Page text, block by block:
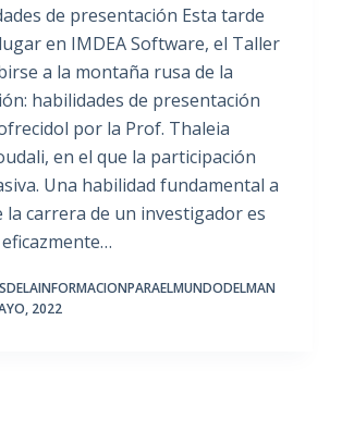
de presentación Esta tarde
en IMDEA Software, el Taller
a la montaña rusa de la
habilidades de presentación
por la Prof. Thaleia
en el que la participación
Una habilidad fundamental a
la carrera de un investigador es
2022